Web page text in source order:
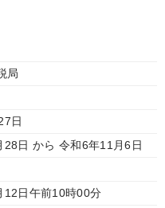
局
日
28日 から 令和6年11月6日
12日午前10時00分